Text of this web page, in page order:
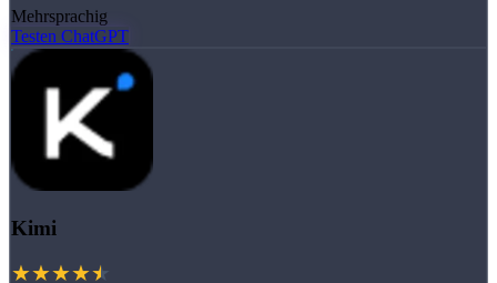
Mehrsprachig
Testen ChatGPT
Kimi